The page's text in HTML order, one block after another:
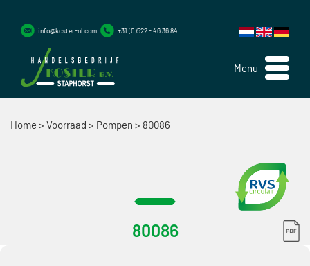
Menu
info@koster-nl.com +31 (0)522 - 46 36 84
Home > Voorraad > Pompen > 80086
80086